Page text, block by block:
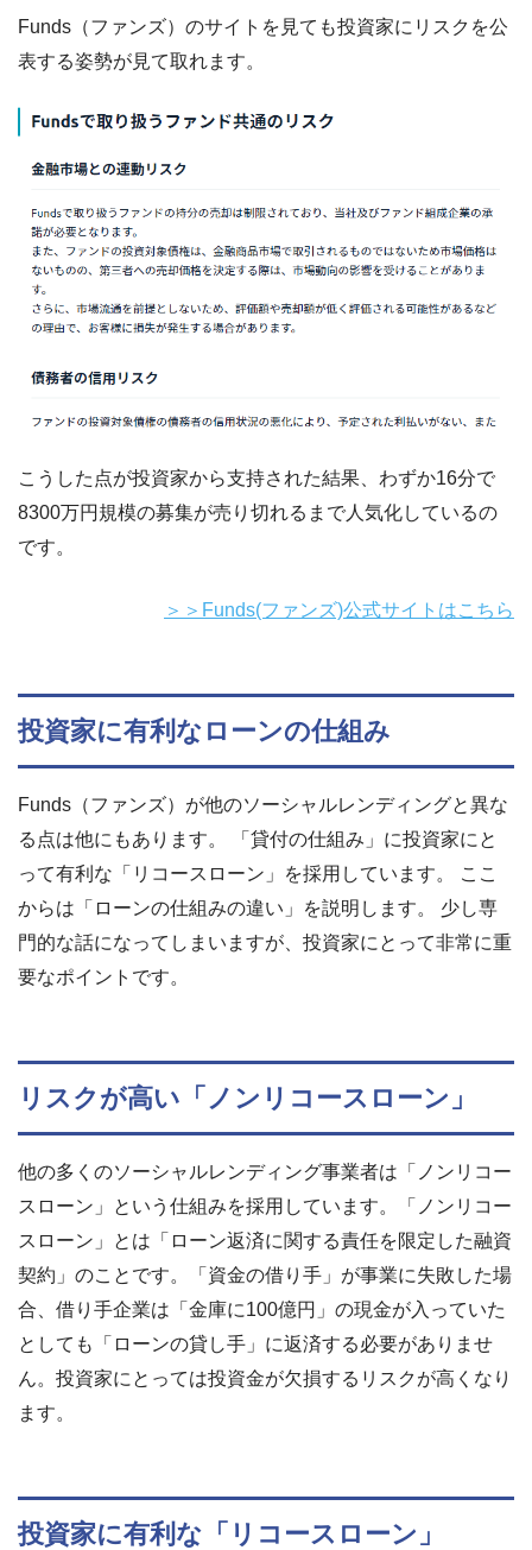
Funds（ファンズ）のサイトを見ても投資家にリスクを公
表する姿勢が見て取れます。
こうした点が投資家から支持された結果、わずか16分で
8300万円規模の募集が売り切れるまで人気化しているの
です。
＞＞Funds(ファンズ)公式サイトはこちら
投資家に有利なローンの仕組み
Funds（ファンズ）が他のソーシャルレンディングと異な
る点は他にもあります。 「貸付の仕組み」に投資家にと
って有利な「リコースローン」を採用しています。 ここ
からは「ローンの仕組みの違い」を説明します。 少し専
門的な話になってしまいますが、投資家にとって非常に重
要なポイントです。
リスクが高い「ノンリコースローン」
他の多くのソーシャルレンディング事業者は「ノンリコー
スローン」という仕組みを採用しています。「ノンリコー
スローン」とは「ローン返済に関する責任を限定した融資
契約」のことです。「資金の借り手」が事業に失敗した場
合、借り手企業は「金庫に100億円」の現金が入っていた
としても「ローンの貸し手」に返済する必要がありませ
ん。投資家にとっては投資金が欠損するリスクが高くなり
ます。
投資家に有利な「リコースローン」